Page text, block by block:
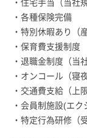
・各種保険完備
・特別休暇あり（
・保育費支援制度
・退職金制度（当
・オンコール（寝
・交通費支給（上
・会員制施設(エ
・特定行為研修（